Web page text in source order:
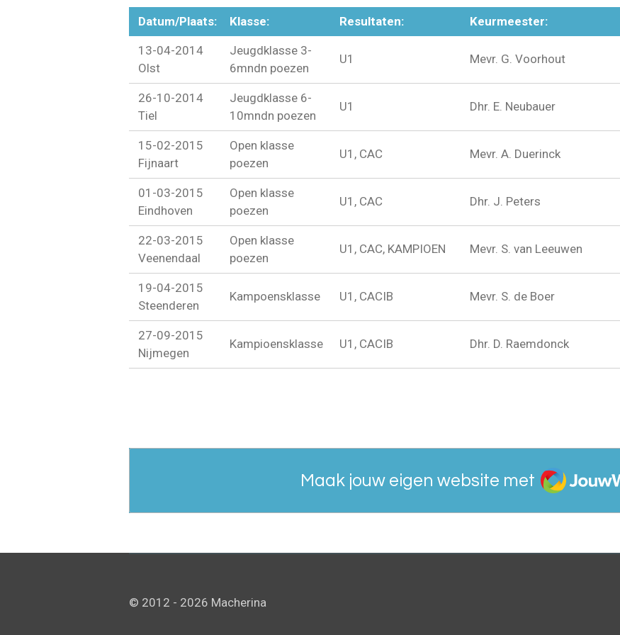
Datum/Plaats: Klasse: Resultaten: Keurmeester:
13-04-2014
Olst
Jeugdklasse 3-
6mndn poezen
U1 Mevr. G. Voorhout
26-10-2014
Tiel
Jeugdklasse 6-
10mndn poezen
U1 Dhr. E. Neubauer
15-02-2015
Fijnaart
Open klasse
poezen
U1, CAC Mevr. A. Duerinck
01-03-2015
Eindhoven
Open klasse
poezen
U1, CAC Dhr. J. Peters
22-03-2015
Veenendaal
Open klasse
poezen
U1, CAC, KAMPIOEN Mevr. S. van Leeuwen
19-04-2015
Steenderen
Kampoensklasse U1, CACIB Mevr. S. de Boer
27-09-2015
Nijmegen
Kampioensklasse U1, CACIB Dhr. D. Raemdonck
Maak jouw eigen website met
JouwWeb
© 2012 - 2026 Macherina